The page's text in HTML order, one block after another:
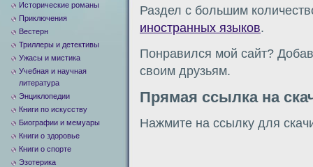
Раздел с большим
иностранных языков.
Понравился мой сайт?
своим друзьям.
Прямая ссылка на
Нажмите на ссылку для
Исторические романы
Приключения
Вестерн
Триллеры и детективы
Ужасы и мистика
Учебная и научная
литература
Энциклопедии
Книги по искусству
Биографии и мемуары
Книги о здоровье
Книги о спорте
Эзотерика